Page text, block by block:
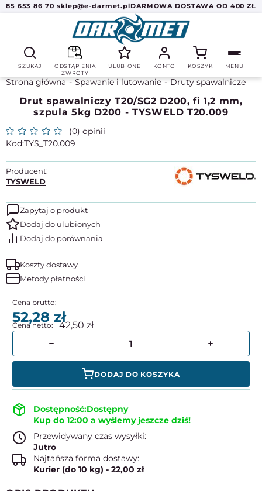
85 653 86 70 sklep@e-darmet.plDARMOWA DOSTAWA OD 400 ZŁ
SZUKAJ
ODSTĄPIENIA
ZWROTY
ULUBIONE KONTO KOSZYK MENU
Strona główna Spawanie i lutowanie Druty spawalnicze
Drut spawalniczy T20/SG2 D200, fi 1,2 mm,
szpula 5kg D200 - TYSWELD T20.009
(0) opinii
TYS_T20.009
Producent:
TYSWELD
Zapytaj o produkt
Koszty dostawy
Metody płatności
52,28 42,50
DODAJ DO KOSZYKA
Dostępny
Kup do 12:00 a wyślemy jeszcze dziś!
Przewidywany czas wysyłki:
Jutro
Najtańsza forma dostawy:
Kurier (do 10 kg) - 22,00 zł